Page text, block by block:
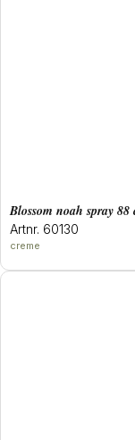
blossom noah spray
Artnr. 60130
creme